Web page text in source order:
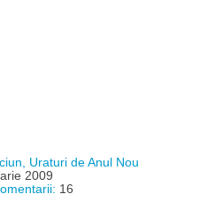
Uraturi de Anul Nou
2009
16